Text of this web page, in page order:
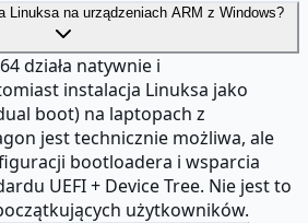
Linuksa na urządzeniach ARM z Windows?
działa natywnie i
instalacja Linuksa jako
boot) na laptopach z
jest technicznie możliwa, ale
bootloadera i wsparcia
UEFI + Device Tree. Nie jest to
użytkowników.